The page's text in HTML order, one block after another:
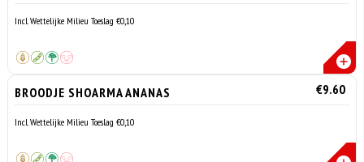
Incl. Wettelijke Milieu Toeslag €0,10
BROODJE SHOARMA ANANAS €9.60
Incl. Wettelijke Milieu Toeslag €0,10